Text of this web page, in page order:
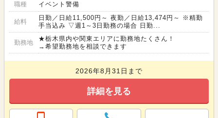
職種 イベント警備
給料
日勤／日給11,500円～ 夜勤／日給13,474円～ ※精勤
手当込み ▽週1～3日勤務の場合 日勤...
勤務地
★栃木県内や関東エリアに勤務地たくさん！
→希望勤務地を相談できます
2026年8月31日まで
詳細を見る